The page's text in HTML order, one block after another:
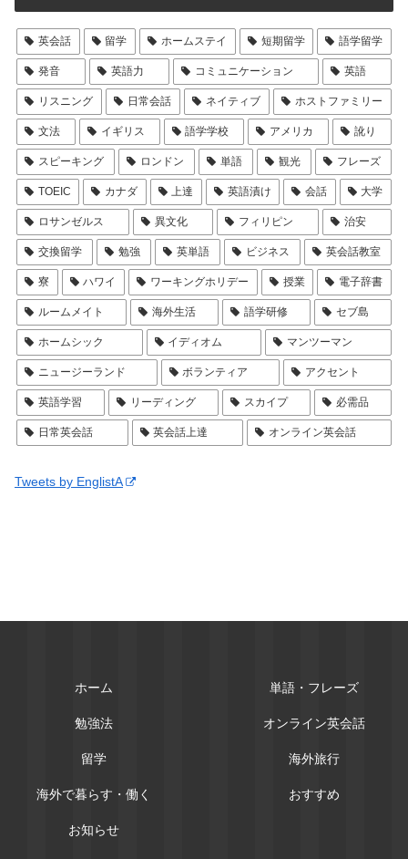
英会話 留学 ホームステイ 短期留学 語学留学
発音 英語力 コミュニケーション 英語
リスニング 日常会話 ネイティブ ホストファミリー
文法 イギリス 語学学校 アメリカ 訛り
スピーキング ロンドン 単語 観光 フレーズ
TOEIC カナダ 上達 英語漬け 会話 大学
ロサンゼルス 異文化 フィリピン 治安
交換留学 勉強 英単語 ビジネス 英会話教室
寮 ハワイ ワーキングホリデー 授業 電子辞書
ルームメイト 海外生活 語学研修 セブ島
ホームシック イディオム マンツーマン
ニュージーランド ボランティア アクセント
英語学習 リーディング スカイプ 必需品
日常英会話 英会話上達 オンライン英会話
Tweets by EnglistA
ホーム 単語・フレーズ
勉強法 オンライン英会話
留学 海外旅行
海外で暮らす・働く おすすめ
お知らせ